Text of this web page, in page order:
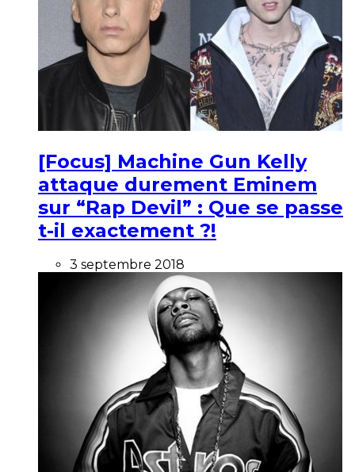
[Focus] Machine Gun Kelly
attaque durement Eminem
sur “Rap Devil” : Que se passe
t-il exactement ?!
3 septembre 2018